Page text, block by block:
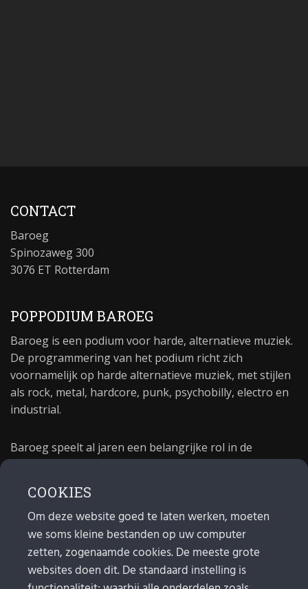
CONTACT
Baroeg
Spinozaweg 300
3076 ET Rotterdam
POPPODIUM BAROEG
Baroeg is een podium voor harde, alternatieve muziek.
De programmering van het podium richt zich
voornamelijk op harde alternatieve muziek, met stijlen
als rock, metal, hardcore, punk, psychobilly, electro en
industrial.
Baroeg speelt al jaren een belangrijke rol in de
poppodium 40 jaar.
MAIL
Algemeen: info@baroeg.nl
COOKIES
Om deze website goed te laten werken, moeten
we soms kleine bestanden op uw computer
zetten, zogenaamde cookies. De meeste grote
websites doen dit. De standaard instelling is